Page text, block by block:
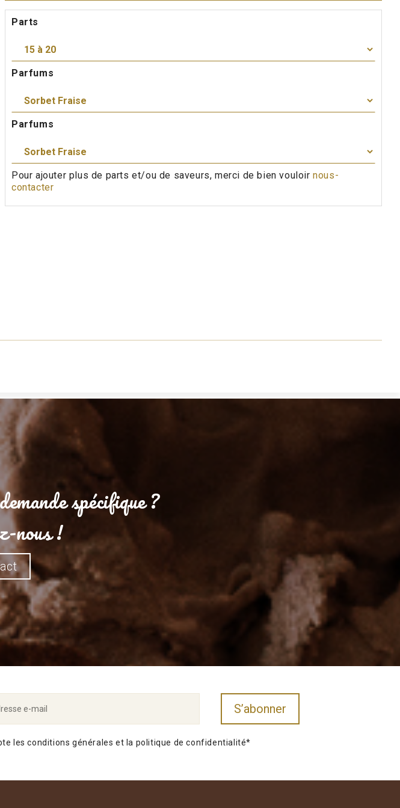
Parts
Parfums
Parfums
Pour ajouter plus de parts et/ou de saveurs, merci de bien vouloirnous-
contacter
spécifique ?
nous !
les conditions générales et la politique de confidentialité*
Créer une liste d'envies